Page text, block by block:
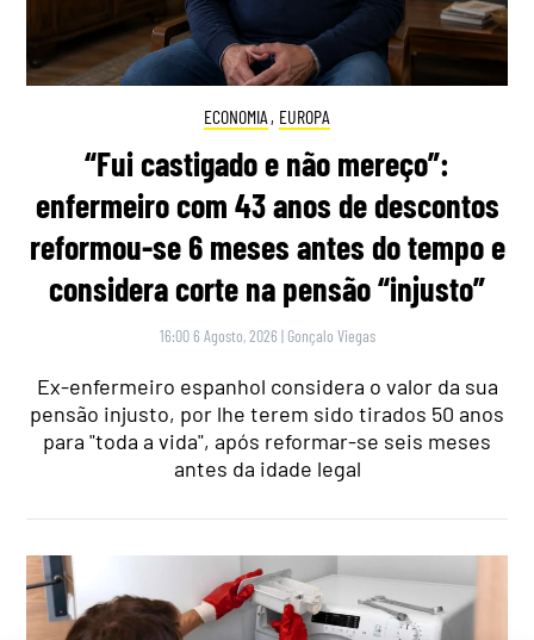
ECONOMIA , EUROPA
“Fui castigado e não mereço”:
enfermeiro com 43 anos de descontos
reformou-se 6 meses antes do tempo e
considera corte na pensão “injusto”
16:00 6 Agosto, 2026 | Gonçalo Viegas
Ex-enfermeiro espanhol considera o valor da sua
pensão injusto, por lhe terem sido tirados 50 anos
para "toda a vida", após reformar-se seis meses
antes da idade legal